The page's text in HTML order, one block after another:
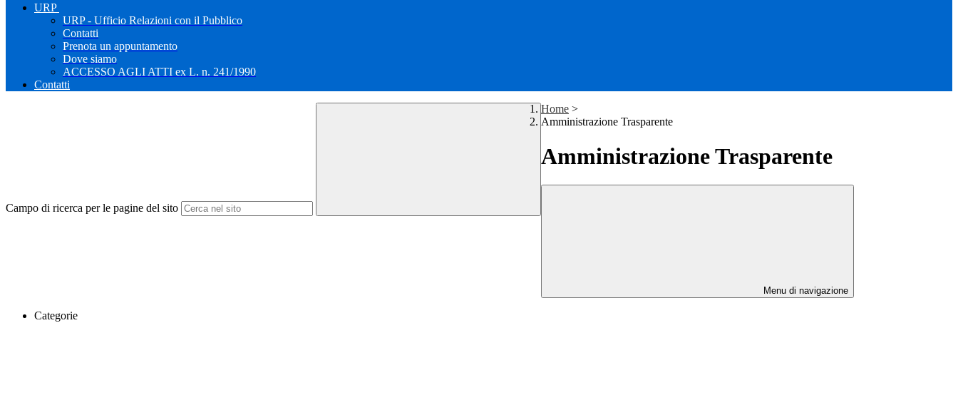
URP
URP - Ufficio Relazioni con il Pubblico
Contatti
Prenota un appuntamento
Dove siamo
ACCESSO AGLI ATTI ex L. n. 241/1990
Contatti
Campo di ricerca per le pagine del sito
Home >
Amministrazione Trasparente
Amministrazione Trasparente
Menu di navigazione
Categorie